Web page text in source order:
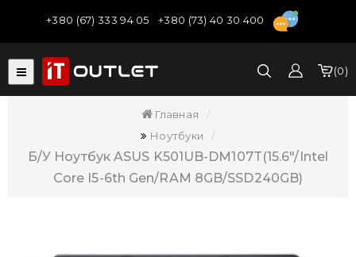
+380 (67) 333 94 05 +380 (73) 40 30 400
0
Главная
Ноутбуки
Б/У Ноутбук ASUS K501UB-DM107T(15.6"/Intel
Core I5-6th Gen/RAM 8GB/SSD240GB)